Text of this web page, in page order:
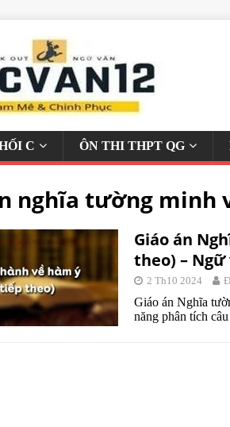
C ÔN THI THPT QG
nghĩa tường minh
Giáo án
theo) – Ngữ
2 Th10 2024
Giáo án Nghĩa
năng phân tích